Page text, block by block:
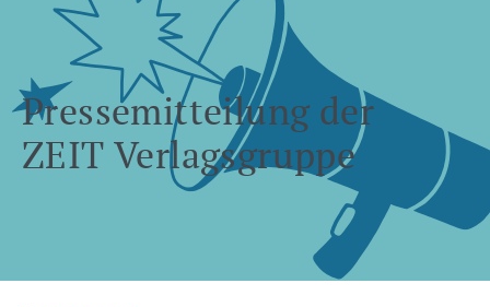
Pressemitteilung der
ZEIT Verlagsgruppe